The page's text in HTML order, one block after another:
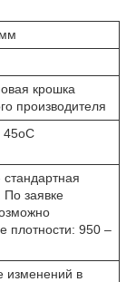
крошка
производителя
По заявке
плотности: 950 –
изменений в